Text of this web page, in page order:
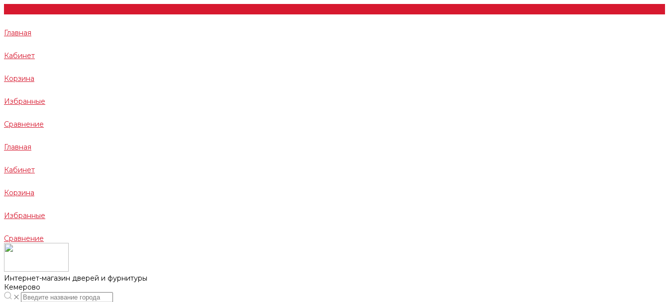
Главная
Кабинет
Корзина
Избранные
Сравнение
Главная
Кабинет
Корзина
Избранные
Сравнение
Интернет-магазин дверей и фурнитуры
Кемерово